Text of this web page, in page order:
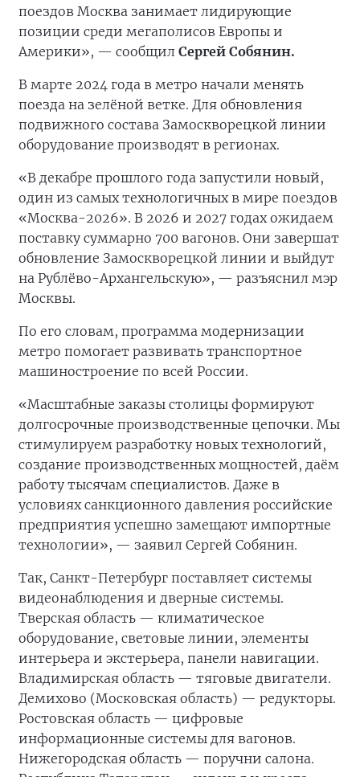
поездов Москва занимает лидирующие
позиции среди мегаполисов Европы и
Америки», — сообщил Сергей Собянин.
В марте 2024 года в метро начали менять
поезда на зелёной ветке. Для обновления
подвижного состава Замоскворецкой линии
оборудование производят в регионах.
«В декабре прошлого года запустили новый,
один из самых технологичных в мире поездов
«Москва-2026». В 2026 и 2027 годах ожидаем
поставку суммарно 700 вагонов. Они завершат
обновление Замоскворецкой линии и выйдут
на Рублёво-Архангельскую», — разъяснил мэр
Москвы.
По его словам, программа модернизации
метро помогает развивать транспортное
машиностроение по всей России.
«Масштабные заказы столицы формируют
долгосрочные производственные цепочки. Мы
стимулируем разработку новых технологий,
создание производственных мощностей, даём
работу тысячам специалистов. Даже в
условиях санкционного давления российские
предприятия успешно замещают импортные
технологии», — заявил Сергей Собянин.
Так, Санкт-Петербург поставляет системы
видеонаблюдения и дверные системы.
Тверская область — климатическое
оборудование, световые линии, элементы
интерьера и экстерьера, панели навигации.
Владимирская область — тяговые двигатели.
Демихово (Московская область) — редукторы.
Ростовская область — цифровые
информационные системы для вагонов.
Нижегородская область — поручни салона.